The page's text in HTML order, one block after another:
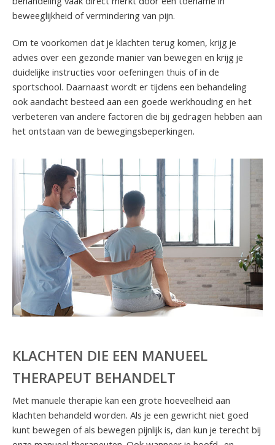
beweeglijkheid of vermindering van pijn.
Om te voorkomen dat je klachten terug komen, krijg je
advies over een gezonde manier van bewegen en krijg je
duidelijke instructies voor oefeningen thuis of in de
sportschool. Daarnaast wordt er tijdens een behandeling
ook aandacht besteed aan een goede werkhouding en het
verbeteren van andere factoren die bij gedragen hebben aan
het ontstaan van de bewegingsbeperkingen.
KLACHTEN DIE EEN MANUEEL
THERAPEUT BEHANDELT
Met manuele therapie kan een grote hoeveelheid aan
klachten behandeld worden. Als je een gewricht niet goed
kunt bewegen of als bewegen pijnlijk is, dan kun je terecht bij